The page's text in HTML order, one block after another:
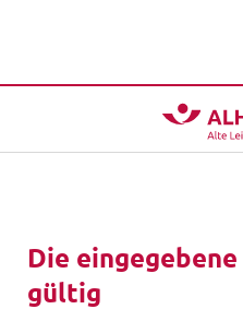
Die
gültig